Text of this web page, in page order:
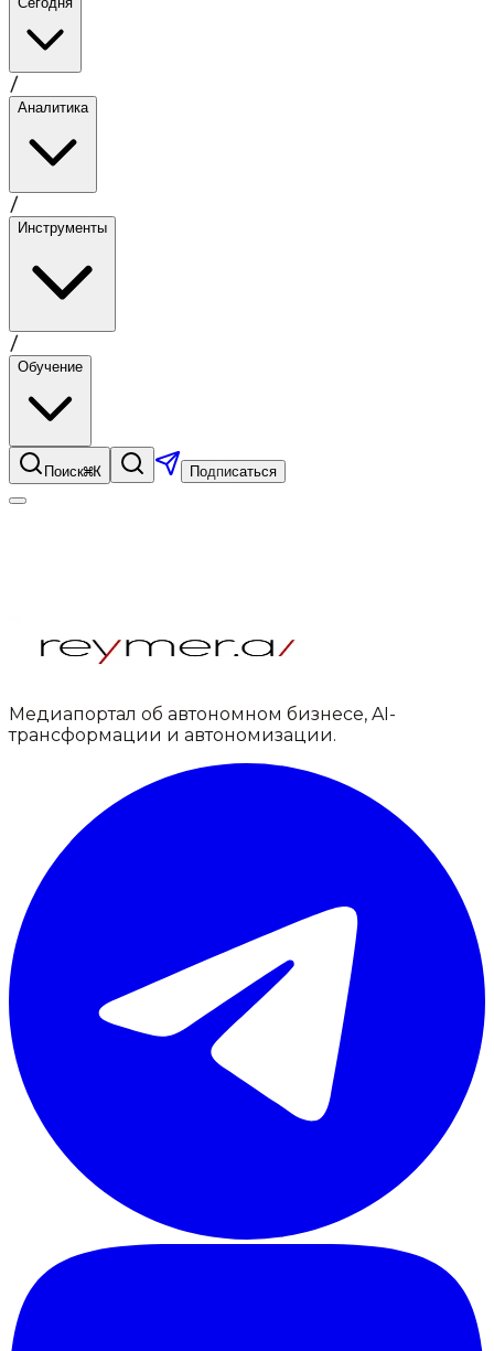
/
Аналитика
/
Инструменты
/
Обучение
Поиск⌘K Подписаться
Медиапортал об автономном бизнесе, AI-
трансформации и автономизации.